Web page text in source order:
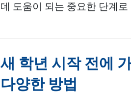
데 도움이 되는 중요한 단계로
새 학년 시작 전에
다양한 방법